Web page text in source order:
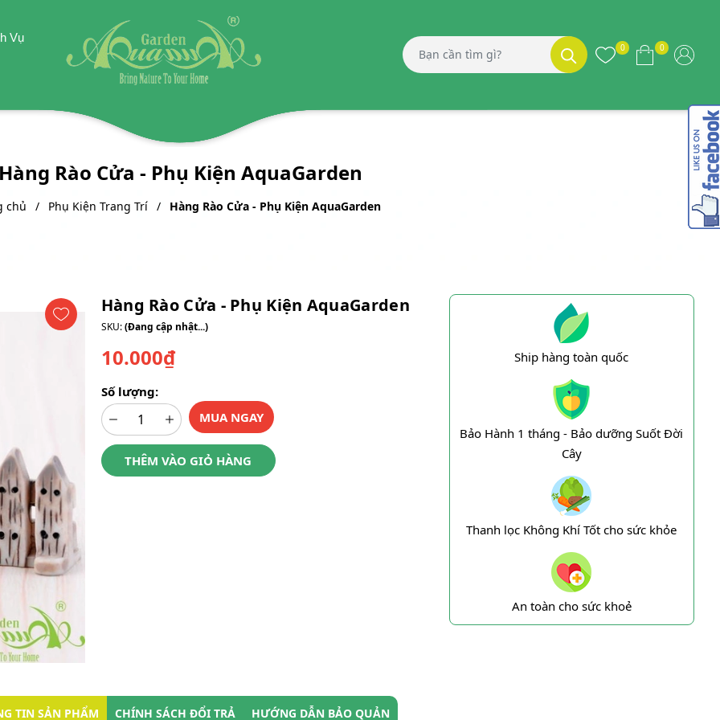
Vụ
0 0
Rào Cửa - Phụ Kiện AquaGarden
chủ Phụ Kiện Trang Trí Hàng Rào Cửa - Phụ Kiện AquaGarden
Hàng Rào Cửa - Phụ Kiện AquaGarden
SKU:(Đang cập nhật...)
10.000₫
Số lượng:
MUA NGAY
THÊM VÀO GIỎ HÀNG
Ship hàng toàn quốc
Bảo Hành 1 tháng - Bảo dưỡng Suốt Đời
Cây
Thanh lọc Không Khí Tốt cho sức khỏe
An toàn cho sức khoẻ
TIN SẢN PHẨM CHÍNH SÁCH ĐỔI TRẢ HƯỚNG DẪN BẢO QUẢN